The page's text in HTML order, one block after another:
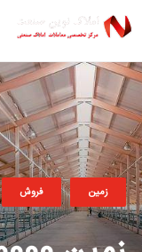
زمین فروش